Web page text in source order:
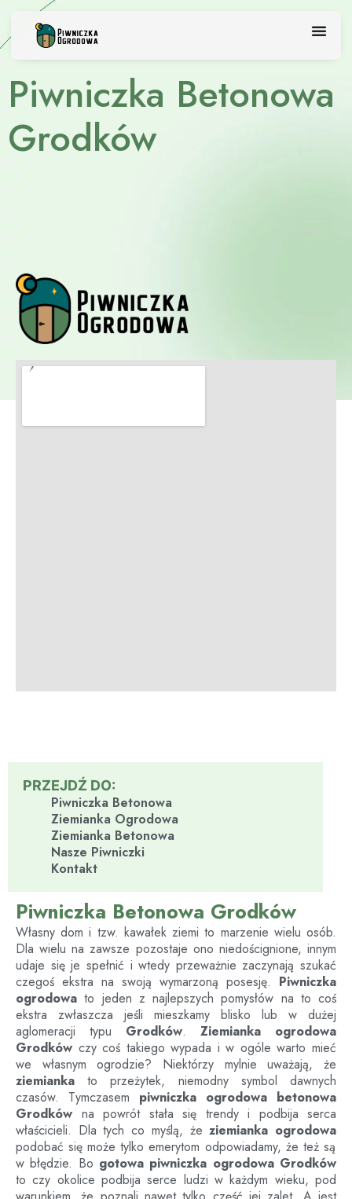
content
Piwniczka Betonowa
Grodków
PRZEJDŹ DO:
Piwniczka Betonowa
Ziemianka Ogrodowa
Ziemianka Betonowa
Nasze Piwniczki
Kontakt
Piwniczka Betonowa Grodków
Własny dom i tzw. kawałek ziemi to marzenie wielu osób.
Dla wielu na zawsze pozostaje ono niedoścignione, innym
udaje się je spełnić i wtedy przeważnie zaczynają szukać
czegoś ekstra na swoją wymarzoną posesję. Piwniczka
ogrodowa to jeden z najlepszych pomysłów na to coś
ekstra zwłaszcza jeśli mieszkamy blisko lub w dużej
aglomeracji typu Grodków. Ziemianka ogrodowa
Grodków czy coś takiego wypada i w ogóle warto mieć
we własnym ogrodzie? Niektórzy mylnie uważają, że
ziemianka to przeżytek, niemodny symbol dawnych
czasów. Tymczasem piwniczka ogrodowa betonowa
Grodków na powrót stała się trendy i podbija serca
właścicieli. Dla tych co myślą, żeziemianka ogrodowa
podobać się może tylko emerytom odpowiadamy, że też są
w błędzie. Bo gotowa piwniczka ogrodowa Grodków
to czy okolice podbija serce ludzi w każdym wieku, pod